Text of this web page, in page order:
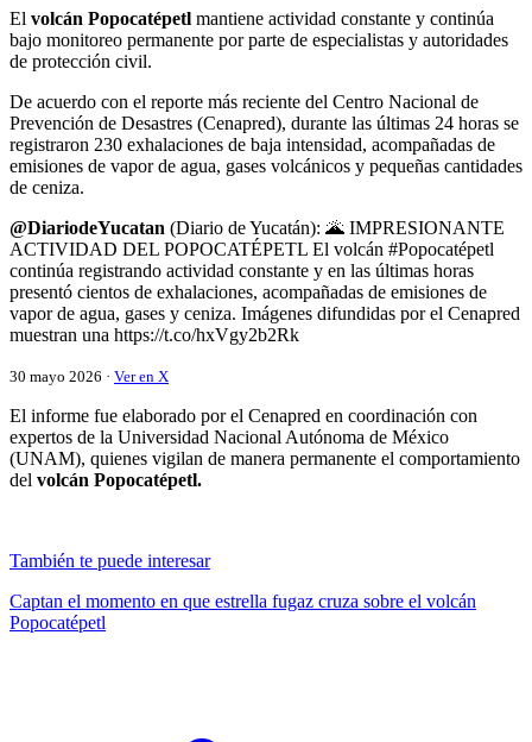
El volcán Popocatépetl mantiene actividad constante y continúa
bajo monitoreo permanente por parte de especialistas y autoridades
de protección civil.
De acuerdo con el reporte más reciente del Centro Nacional de
Prevención de Desastres (Cenapred), durante las últimas 24 horas se
registraron 230 exhalaciones de baja intensidad, acompañadas de
emisiones de vapor de agua, gases volcánicos y pequeñas cantidades
de ceniza.
@DiariodeYucatan (Diario de Yucatán): 🌋 IMPRESIONANTE
ACTIVIDAD DEL POPOCATÉPETL El volcán #Popocatépetl
continúa registrando actividad constante y en las últimas horas
presentó cientos de exhalaciones, acompañadas de emisiones de
vapor de agua, gases y ceniza. Imágenes difundidas por el Cenapred
muestran una https://t.co/hxVgy2b2Rk
30 mayo 2026 · Ver en X
El informe fue elaborado por el Cenapred en coordinación con
expertos de la Universidad Nacional Autónoma de México
(UNAM), quienes vigilan de manera permanente el comportamiento
del volcán Popocatépetl.
También te puede interesar
Captan el momento en que estrella fugaz cruza sobre el volcán
Popocatépetl